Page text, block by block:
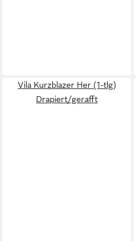
Vila Kurzblazer Her (1-tlg)
Drapiert/gerafft